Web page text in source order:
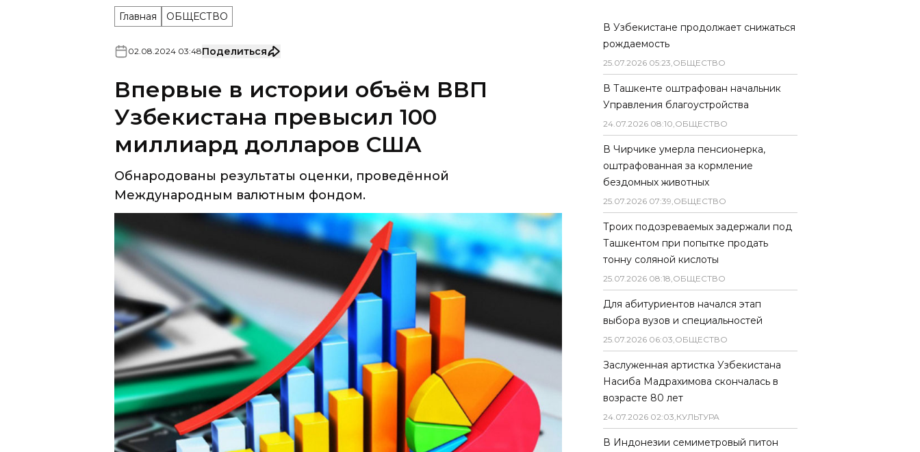
Впервые в истории объём ВВП
Узбекистана превысил 100
миллиард долларов США
Обнародованы результаты оценки, проведённой
Международным валютным фондом.
В Узбекистане продолжает снижаться
рождаемость
25.07.2026 05:23,ОБЩЕСТВО
В Ташкенте оштрафован начальник
Управления благоустройства
24.07.2026 08:10,ОБЩЕСТВО
В Чирчике умерла пенсионерка,
оштрафованная за кормление
бездомных животных
25.07.2026 07:39,ОБЩЕСТВО
Троих подозреваемых задержали под
Ташкентом при попытке продать
тонну соляной кислоты
25.07.2026 08:18,ОБЩЕСТВО
Для абитуриентов начался этап
выбора вузов и специальностей
25.07.2026 06:03,ОБЩЕСТВО
Заслуженная артистка Узбекистана
Насиба Мадрахимова скончалась в
возрасте 80 лет
24.07.2026 02:03,КУЛЬТУРА
В Индонезии семиметровый питон